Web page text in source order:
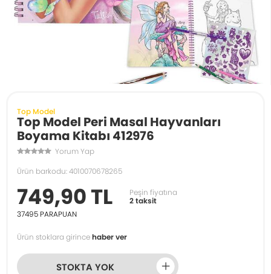
Top Model
Top Model Peri Masal Hayvanları
Boyama Kitabı 412976
Yorum Yap
Ürün barkodu: 4010070678265
749,90 TL
Peşin fiyatına
2 taksit
37495 PARAPUAN
Ürün stoklara girincehaber ver
STOKTA YOK